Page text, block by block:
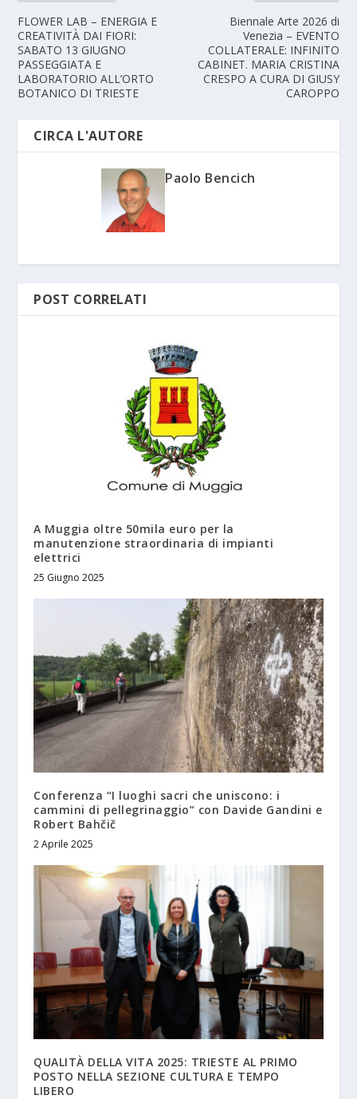
FLOWER LAB – ENERGIA E
CREATIVITÀ DAI FIORI:
SABATO 13 GIUGNO
PASSEGGIATA E
LABORATORIO ALL’ORTO
BOTANICO DI TRIESTE
Biennale Arte 2026 di
Venezia – EVENTO
COLLATERALE: INFINITO
CABINET. MARIA CRISTINA
CRESPO A CURA DI GIUSY
CAROPPO
CIRCA L'AUTORE
Paolo Bencich
POST CORRELATI
A Muggia oltre 50mila euro per la
manutenzione straordinaria di impianti
elettrici
25 Giugno 2025
Conferenza “I luoghi sacri che uniscono: i
cammini di pellegrinaggio” con Davide Gandini e
Robert Bahčič
2 Aprile 2025
QUALITÀ DELLA VITA 2025: TRIESTE AL PRIMO
POSTO NELLA SEZIONE CULTURA E TEMPO
LIBERO